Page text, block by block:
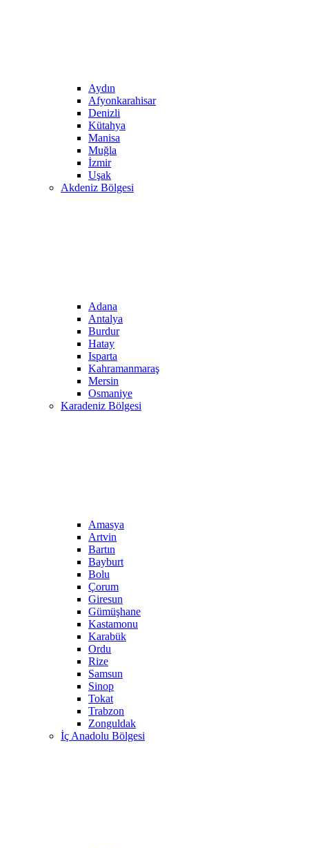
Aydın
Afyonkarahisar
Denizli
Kütahya
Manisa
Muğla
İzmir
Uşak
Akdeniz Bölgesi
Adana
Antalya
Burdur
Hatay
Isparta
Kahramanmaraş
Mersin
Osmaniye
Karadeniz Bölgesi
Amasya
Artvin
Bartın
Bayburt
Bolu
Çorum
Giresun
Gümüşhane
Kastamonu
Karabük
Ordu
Rize
Samsun
Sinop
Tokat
Trabzon
Zonguldak
İç Anadolu Bölgesi